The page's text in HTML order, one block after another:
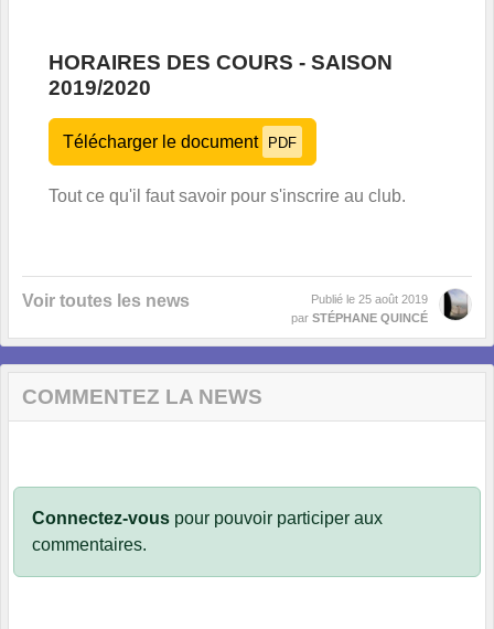
HORAIRES DES COURS - SAISON
2019/2020
Télécharger le document PDF
Tout ce qu'il faut savoir pour s'inscrire au club.
Voir toutes les news Publié le 25 août 2019
par STÉPHANE QUINCÉ
COMMENTEZ LA NEWS
Connectez-vous pour pouvoir participer aux
commentaires.